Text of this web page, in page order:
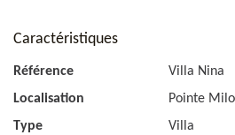
Vue mer, Lit King, Climatisation, TV,
Coffre, Dressing, Salle de bains privée.
Caractéristiques
Référence
Villa Nina
Localisation
Pointe
Type
Villa